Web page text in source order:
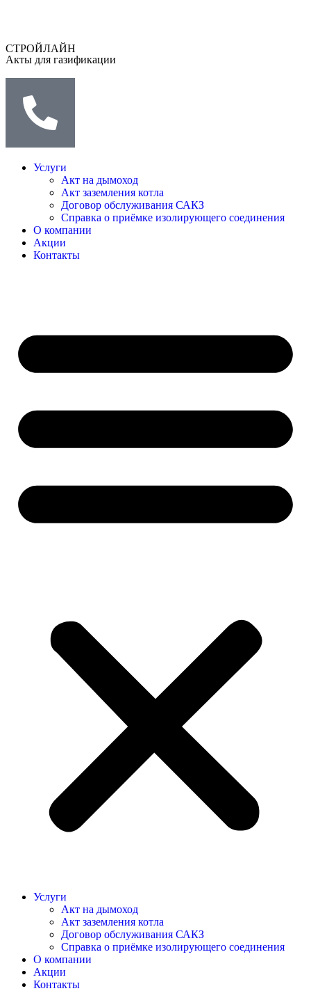
СТРОЙЛАЙН
Акты для газификации
Услуги
Акт на дымоход
Акт заземления котла
Договор обслуживания САКЗ
Справка о приёмке изолирующего соединения
О компании
Акции
Контакты
Услуги
Акт на дымоход
Акт заземления котла
Договор обслуживания САКЗ
Справка о приёмке изолирующего соединения
О компании
Акции
Контакты